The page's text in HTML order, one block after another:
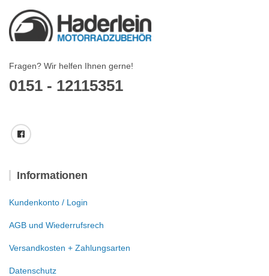
Fragen? Wir helfen Ihnen gerne!
0151 - 12115351
Informationen
Kundenkonto / Login
AGB und Wiederrufsrech
Versandkosten + Zahlungsarten
Datenschutz